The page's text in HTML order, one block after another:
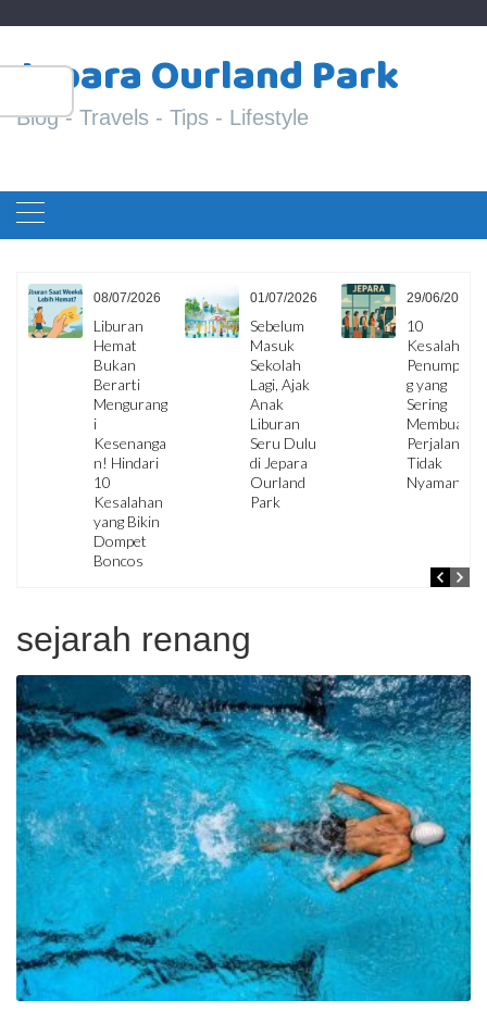
content
Jepara Ourland Park
Blog - Travels - Tips - Lifestyle
08/07/2026
Liburan
Hemat
Bukan
Berarti
Mengurang
i
Kesenanga
n! Hindari
10
Kesalahan
yang Bikin
Dompet
Boncos
01/07/2026
Sebelum
Masuk
Sekolah
Lagi, Ajak
Anak
Liburan
Seru Dulu
di Jepara
Ourland
Park
29/06/2026
10
Kesalahan
Penumpan
g yang
Sering
Membuat
Perjalanan
Tidak
Nyaman
sejarah renang